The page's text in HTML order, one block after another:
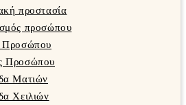
προστασία
προσώπου
Προσώπου
Προσώπου
Ματιών
Χειλιών